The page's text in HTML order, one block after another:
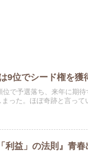
9位でシード権を獲
で予選落ち、来年に期
った。ほぼ奇跡と言っ
利益」の法則』青